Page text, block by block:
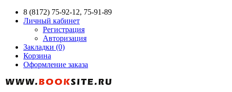
8 (8172) 75-92-12, 75-91-89
Личный кабинет
Регистрация
Авторизация
Закладки (0)
Корзина
Оформление заказа